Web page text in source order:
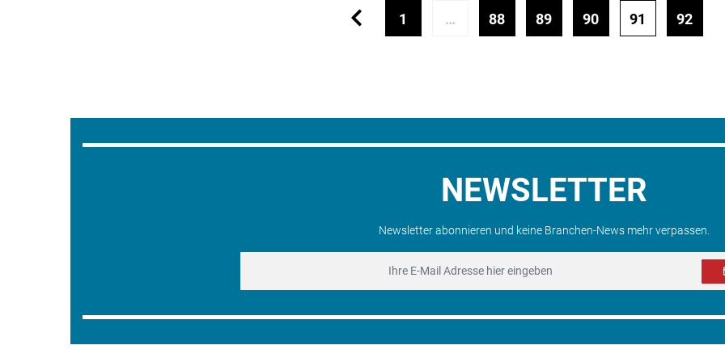
1 … 88 89 90 91 92
NEWSLETTER
Newsletter abonnieren und keine Branchen-News mehr verpassen.